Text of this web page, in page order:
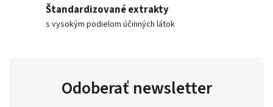
Štandardizované extrakty
s vysokým podielom účinných látok
Odoberať newsletter